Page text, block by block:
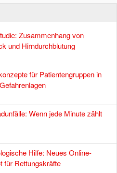
Zusammenhang von
und Hirndurchblutung
für Patientengruppen in
Wenn jede Minute zählt
Hilfe: Neues Online-
für Rettungskräfte